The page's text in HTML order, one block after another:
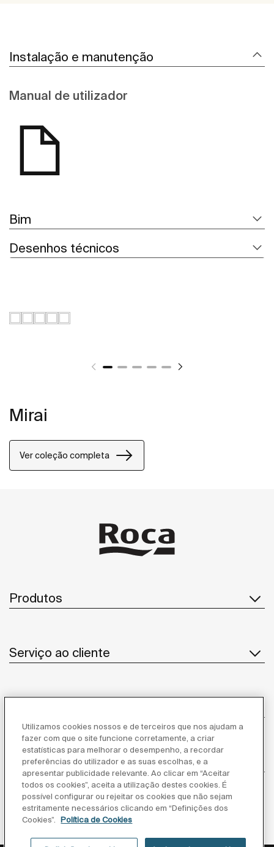
Instalação e manutenção
Manual de utilizador
Bim
Desenhos técnicos
Mirai
Ver coleção completa
Produtos
Serviço ao cliente
Inspiração
Siga-nos
Utilizamos cookies nossos e de terceiros que nos ajudam a
fazer com que o site funcione corretamente, a criar
estatísticas para melhorar o desempenho, a recordar
preferências do utilizador e as suas escolhas, e a
apresentar publicidade relevante. Ao clicar em “Aceitar
todos os cookies”, aceita a utilização destes cookies. É
possível configurar ou rejeitar os cookies que não sejam
estritamente necessários clicando em “Definições dos
Cookies”.
Política de Cookies